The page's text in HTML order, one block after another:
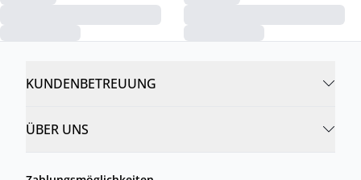
KUNDENBETREUUNG
ÜBER UNS